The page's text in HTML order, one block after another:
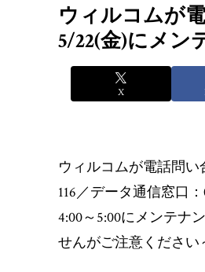
ウィルコムが
5/22(金)にメン
X
ウィルコムが電話問い
116／データ通信窓口
4:00～5:00にメンテナ
せんがご注意ください